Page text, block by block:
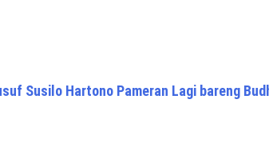
Susilo Hartono Pameran Lagi bareng